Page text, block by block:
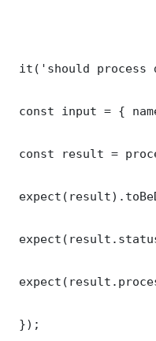
it('should
const input = {
const result =
});